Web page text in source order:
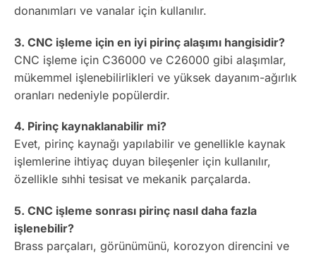
donanımları ve vanalar için kullanılır.
3. CNC işleme için en iyi pirinç alaşımı hangisidir?
CNC işleme için C36000 ve C26000 gibi alaşımlar,
mükemmel işlenebilirlikleri ve yüksek dayanım-ağırlık
oranları nedeniyle popülerdir.
4. Pirinç kaynaklanabilir mi?
Evet, pirinç kaynağı yapılabilir ve genellikle kaynak
işlemlerine ihtiyaç duyan bileşenler için kullanılır,
özellikle sıhhi tesisat ve mekanik parçalarda.
5. CNC işleme sonrası pirinç nasıl daha fazla
işlenebilir?
Brass parçaları, görünümünü, korozyon direncini ve